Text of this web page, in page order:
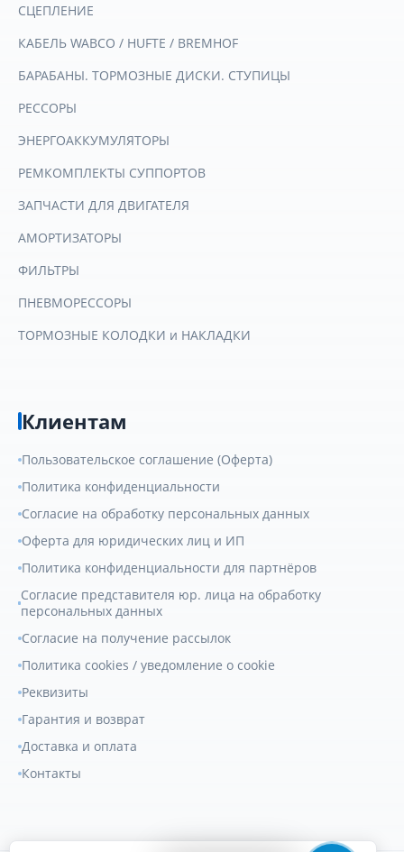
СЦЕПЛЕНИЕ
КАБЕЛЬ WABCO / HUFTE / BREMHOF
БАРАБАНЫ. ТОРМОЗНЫЕ ДИСКИ. СТУПИЦЫ
РЕССОРЫ
ЭНЕРГОАККУМУЛЯТОРЫ
РЕМКОМПЛЕКТЫ СУППОРТОВ
ЗАПЧАСТИ ДЛЯ ДВИГАТЕЛЯ
АМОРТИЗАТОРЫ
ФИЛЬТРЫ
ПНЕВМОРЕССОРЫ
ТОРМОЗНЫЕ КОЛОДКИ и НАКЛАДКИ
Клиентам
Пользовательское соглашение (Оферта)
Политика конфиденциальности
Согласие на обработку персональных данных
Оферта для юридических лиц и ИП
Политика конфиденциальности для партнёров
Согласие представителя юр. лица на обработку
персональных данных
Согласие на получение рассылок
Политика cookies / уведомление о cookie
Реквизиты
Гарантия и возврат
Доставка и оплата
Контакты